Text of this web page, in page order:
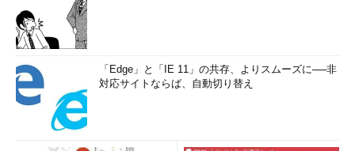
「Edge」と「IE 11」の共存、よりスムーズに──非
対応サイトならば、自動切り替え